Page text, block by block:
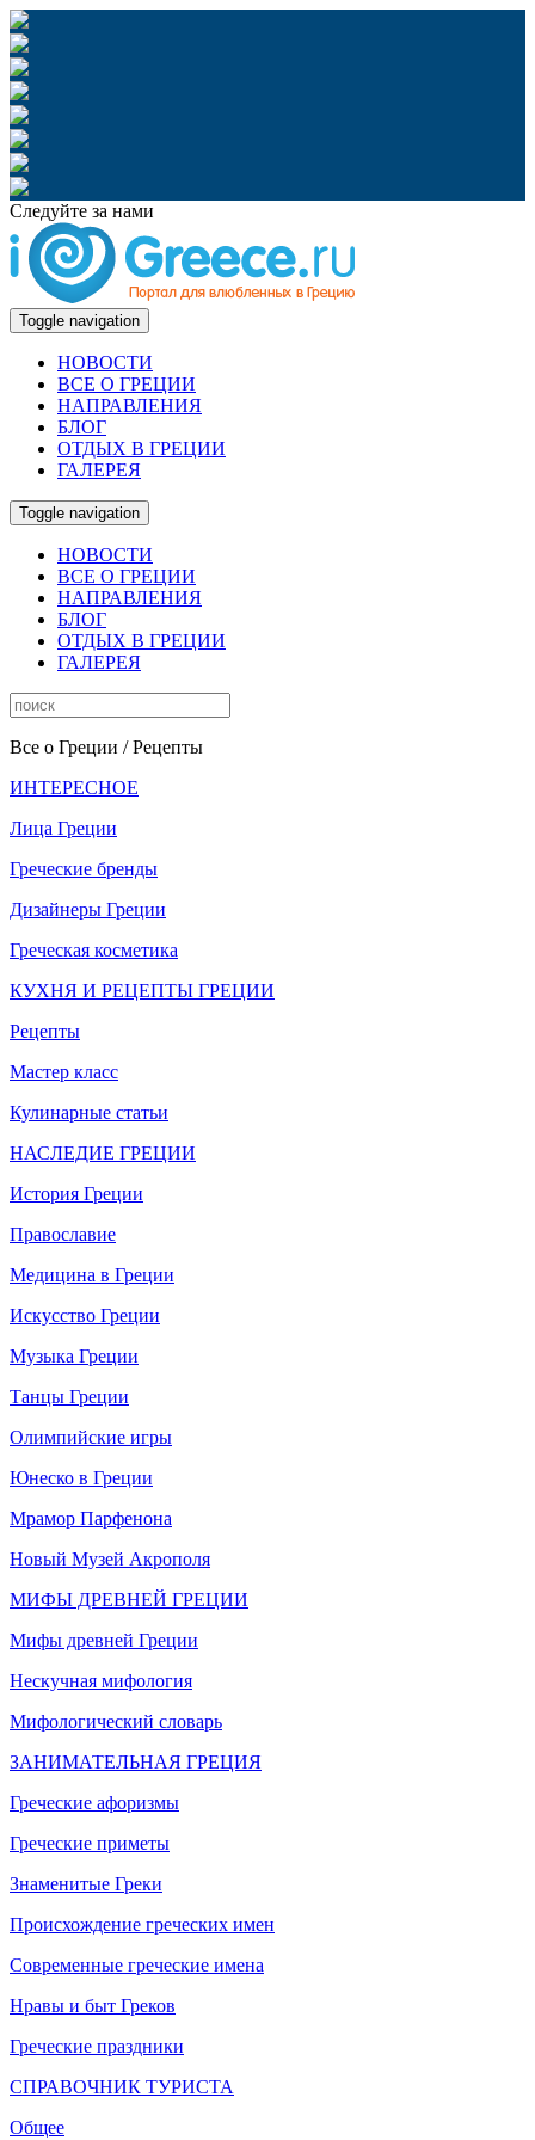
Следуйте за нами
Toggle navigation
НОВОСТИ
ВСЕ О ГРЕЦИИ
НАПРАВЛЕНИЯ
БЛОГ
ОТДЫХ В ГРЕЦИИ
ГАЛЕРЕЯ
Toggle navigation
НОВОСТИ
ВСЕ О ГРЕЦИИ
НАПРАВЛЕНИЯ
БЛОГ
ОТДЫХ В ГРЕЦИИ
ГАЛЕРЕЯ
Все о Греции / Рецепты
ИНТЕРЕСНОЕ
Лица Греции
Греческие бренды
Дизайнеры Греции
Греческая косметика
КУХНЯ И РЕЦЕПТЫ ГРЕЦИИ
Рецепты
Мастер класс
Кулинарные статьи
НАСЛЕДИЕ ГРЕЦИИ
История Греции
Православие
Медицина в Греции
Искусство Греции
Музыка Греции
Танцы Греции
Олимпийские игры
Юнеско в Греции
Мрамор Парфенона
Новый Музей Акрополя
МИФЫ ДРЕВНЕЙ ГРЕЦИИ
Мифы древней Греции
Нескучная мифология
Мифологический словарь
ЗАНИМАТЕЛЬНАЯ ГРЕЦИЯ
Греческие афоризмы
Греческие приметы
Знаменитые Греки
Происхождение греческих имен
Современные греческие имена
Нравы и быт Греков
Греческие праздники
СПРАВОЧНИК ТУРИСТА
Общее